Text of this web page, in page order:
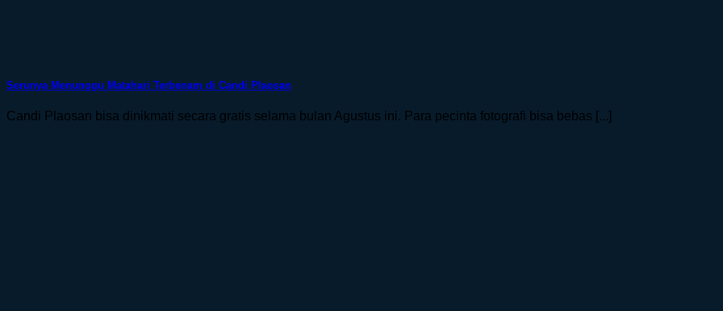
Serunya Menunggu Matahari Terbenam di Candi Plaosan
Candi Plaosan bisa dinikmati secara gratis selama bulan Agustus ini. Para pecinta fotografi bisa bebas [...]